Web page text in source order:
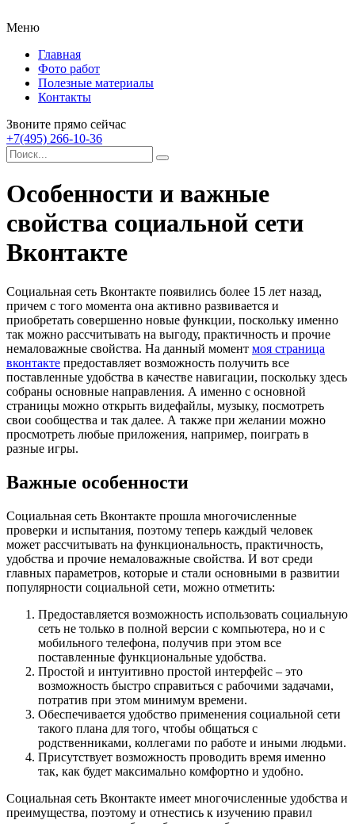
Меню
Главная
Фото работ
Полезные материалы
Контакты
Звоните прямо сейчас
+7(495) 266-10-36
Особенности и важные
свойства социальной сети
Вконтакте
Социальная сеть Вконтакте появились более 15 лет назад,
причем с того момента она активно развивается и
приобретать совершенно новые функции, поскольку именно
так можно рассчитывать на выгоду, практичность и прочие
немаловажные свойства. На данный момент моя страница
вконтакте предоставляет возможность получить все
поставленные удобства в качестве навигации, поскольку здесь
собраны основные направления. А именно с основной
страницы можно открыть видефайлы, музыку, посмотреть
свои сообщества и так далее. А также при желании можно
просмотреть любые приложения, например, поиграть в
разные игры.
Важные особенности
Социальная сеть Вконтакте прошла многочисленные
проверки и испытания, поэтому теперь каждый человек
может рассчитывать на функциональность, практичность,
удобства и прочие немаловажные свойства. И вот среди
главных параметров, которые и стали основными в развитии
популярности социальной сети, можно отметить:
Предоставляется возможность использовать социальную
сеть не только в полной версии с компьютера, но и с
мобильного телефона, получив при этом все
поставленные функциональные удобства.
Простой и интуитивно простой интерфейс – это
возможность быстро справиться с рабочими задачами,
потратив при этом минимум времени.
Обеспечивается удобство применения социальной сети
такого плана для того, чтобы общаться с
родственниками, коллегами по работе и иными людьми.
Присутствует возможность проводить время именно
так, как будет максимально комфортно и удобно.
Социальная сеть Вконтакте имеет многочисленные удобства и
преимущества, поэтому и отнестись к изучению правил